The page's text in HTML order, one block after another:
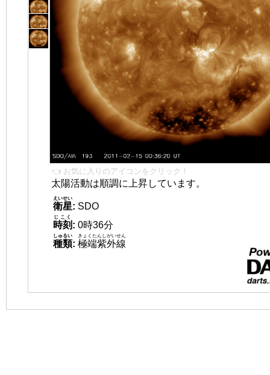
👈 お気に入りのアイコンをクリック！
太陽活動は順調に上昇しています。
衛星
えいせい
: SDO
時刻
じこく
: 0時36分
種類
しゅるい
: 極端紫外線
きょくたんしがいせん